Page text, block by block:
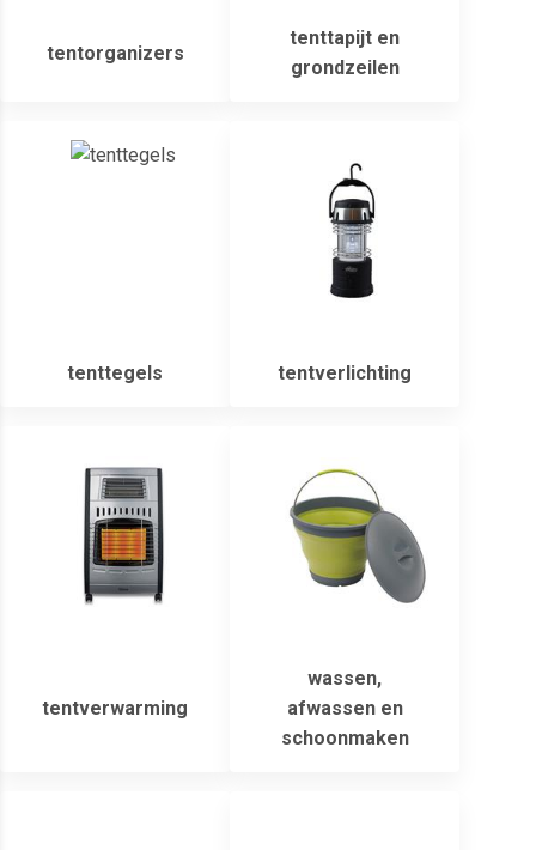
tentorganizers
tenttapijt en
grondzeilen
tenttegels tentverlichting
tentverwarming
wassen,
afwassen en
schoonmaken